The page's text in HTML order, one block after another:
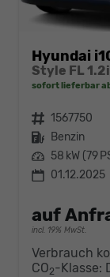
Hyundai
Style FL
sofort lieferbar
Fahrzeugnr. 1567750
Kraftstoff Benzin
Leistung 58 kW (79
01.12.2025
auf
incl. 19% MwSt.
Verbrauch
CO2-Klasse: